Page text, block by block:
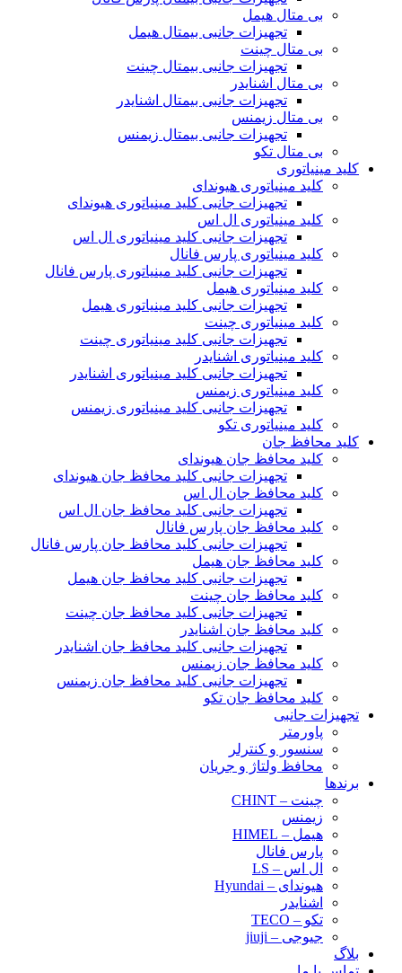
بی متال هیمل
تجهیزات جانبی بیمتال هیمل
بی متال چینت
تجهیزات جانبی بیمتال چینت
بی متال اشنایدر
تجهیزات جانبی بیمتال اشنایدر
بی متال زیمنس
تجهیزات جانبی بیمتال زیمنس
بی متال تکو
کلید مینیاتوری
کلید مینیاتوری هیوندای
تجهیزات جانبی کلید مینیاتوری هیوندای
کلید مینیاتوری ال اس
تجهیزات جانبی کلید مینیاتوری ال اس
کلید مینیاتوری پارس فانال
تجهیزات جانبی کلید مینیاتوری پارس فانال
کلید مینیاتوری هیمل
تجهیزات جانبی کلید مینیاتوری هیمل
کلید مینیاتوری چینت
تجهیزات جانبی کلید مینیاتوری چینت
کلید مینیاتوری اشنایدر
تجهیزات جانبی کلید مینیاتوری اشنایدر
کلید مینیاتوری زیمنس
تجهیزات جانبی کلید مینیاتوری زیمنس
کلید مینیاتوری تکو
کلید محافظ جان
کلید محافظ جان هیوندای
تجهیزات جانبی کلید محافظ جان هیوندای
کلید محافظ جان ال اس
تجهیزات جانبی کلید محافظ جان ال اس
کلید محافظ جان پارس فانال
تجهیزات جانبی کلید محافظ جان پارس فانال
کلید محافظ جان هیمل
تجهیزات جانبی کلید محافظ جان هیمل
کلید محافظ جان چینت
تجهیزات جانبی کلید محافظ جان چینت
کلید محافظ جان اشنایدر
تجهیزات جانبی کلید محافظ جان اشنایدر
کلید محافظ جان زیمنس
تجهیزات جانبی کلید محافظ جان زیمنس
کلید محافظ جان تکو
تجهیزات جانبی
پاورمتر
سنسور و کنترلر
محافظ ولتاژ و‌ جریان
برندها
چینت – CHINT
زیمنس
هیمل – HIMEL
پارس فانال
ال اس – LS
هیوندای – Hyundai
اشنایدر
تکو – TECO
جیوجی – jiuji
بلاگ